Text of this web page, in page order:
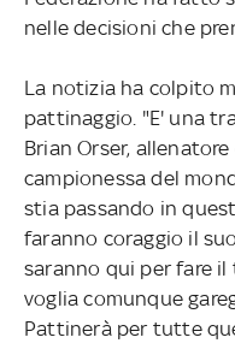
nelle decisioni che
La notizia ha colpito
pattinaggio. "E' una
Brian Orser,
campionessa del
stia passando in
faranno coraggio il
saranno qui per fare il
voglia comunque
Pattinerà per tutte